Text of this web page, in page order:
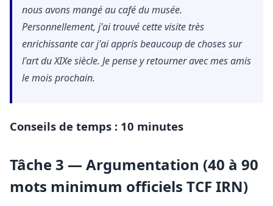
nous avons mangé au café du musée.
Personnellement, j'ai trouvé cette visite très
enrichissante car j'ai appris beaucoup de choses sur
l'art du XIXe siècle. Je pense y retourner avec mes amis
le mois prochain.
Conseils de temps : 10 minutes
Tâche 3 — Argumentation (40 à 90
mots minimum officiels TCF IRN)